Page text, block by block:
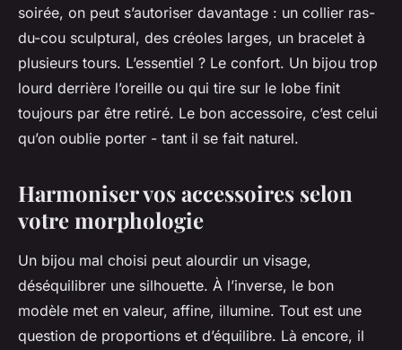
soirée, on peut s’autoriser davantage : un collier ras-
du-cou sculptural, des créoles larges, un bracelet à
plusieurs tours. L’essentiel ? Le confort. Un bijou trop
lourd derrière l’oreille ou qui tire sur le lobe finit
toujours par être retiré. Le bon accessoire, c’est celui
qu’on oublie porter - tant il se fait naturel.
Harmoniser vos accessoires selon
votre morphologie
Un bijou mal choisi peut alourdir un visage,
déséquilibrer une silhouette. À l’inverse, le bon
modèle met en valeur, affine, illumine. Tout est une
question de proportions et d’équilibre. Là encore, il